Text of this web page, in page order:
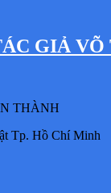
GIẢ
THÀNH
Tp. Hồ Chí Minh